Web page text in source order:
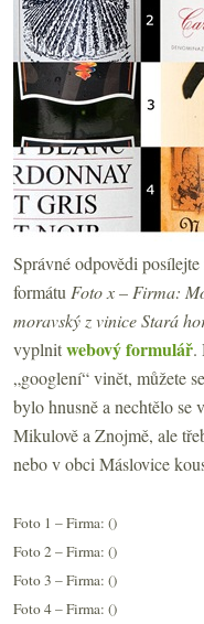
Správné odpovědi posílejte
formátu Foto x – Firma:
moravský z vinice Stará
vyplnitwebový formulář.
„googlení“ vinět, můžete
bylo hnusně a nechtělo se
Mikulově a Znojmě, ale
nebo v obci Máslovice
Foto 1 – Firma: ()
Foto 2 – Firma: ()
Foto 3 – Firma: ()
Foto 4 – Firma: ()